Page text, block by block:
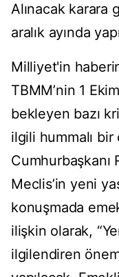
Alınacak karara
aralık ayında
Milliyet'in
TBMM’nin 1
bekleyen bazı
ilgili hummalı bir
Cumhurbaşkanı
Meclis’in yeni
konuşmada
ilişkin olarak,
ilgilendiren